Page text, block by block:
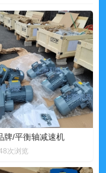
牌/平衡轴减速机
次浏览